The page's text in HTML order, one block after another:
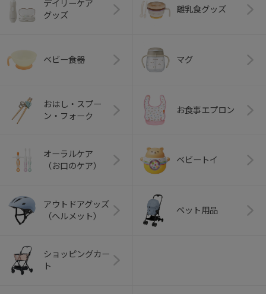
デイリーケア
グッズ
離乳食グッズ
ベビー食器 マグ
おはし・スプー
ン・フォーク
お食事エプロン
オーラルケア
（お口のケア）
ベビートイ
アウトドアグッズ
（ヘルメット）
ペット用品
ショッピングカー
ト